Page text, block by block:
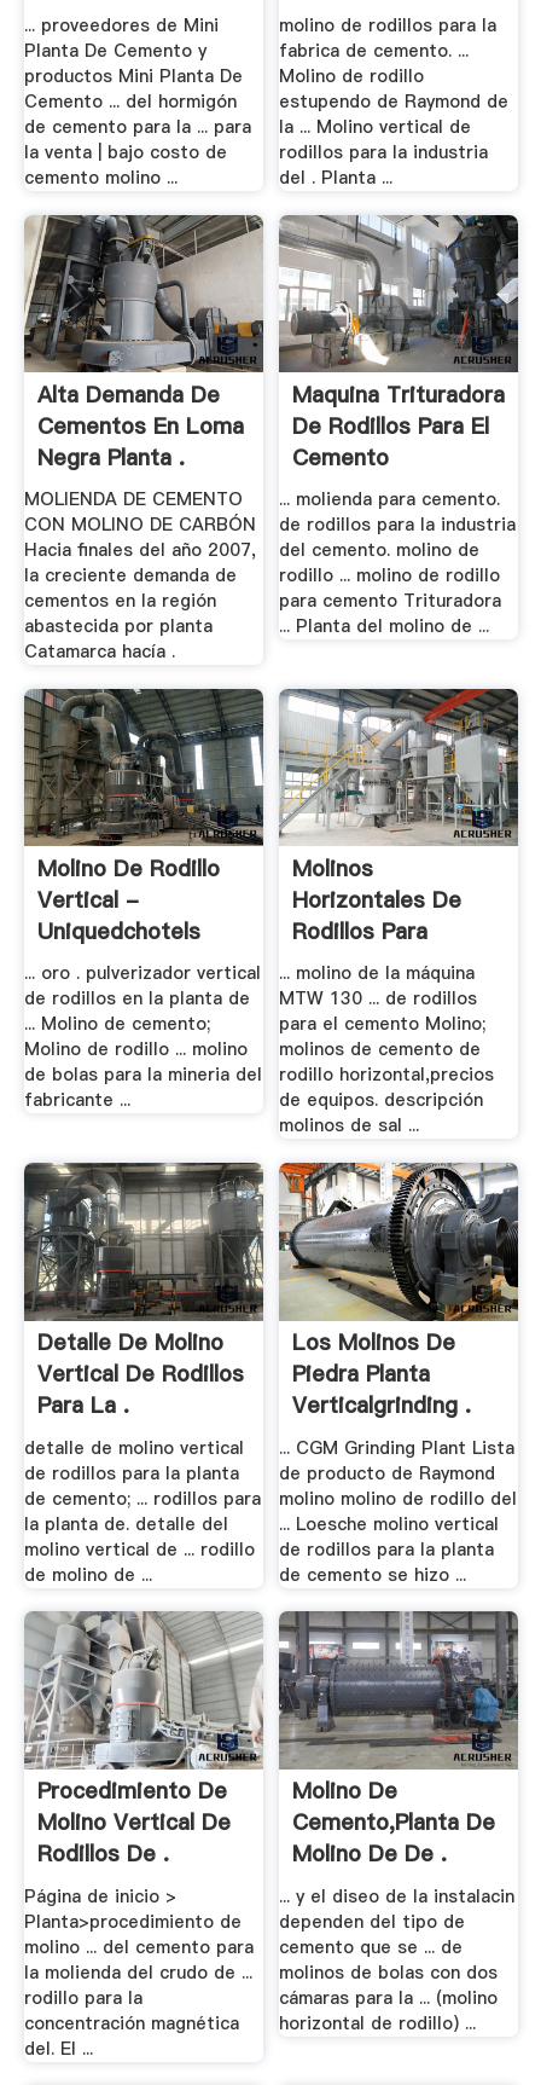
... proveedores de Mini
Planta De Cemento y
productos Mini Planta De
Cemento ... del hormigón
de cemento para la ... para
la venta | bajo costo de
cemento molino ...
molino de rodillos para la
fabrica de cemento. ...
Molino de rodillo
estupendo de Raymond de
la ... Molino vertical de
rodillos para la industria
del . Planta ...
Alta Demanda De
Cementos En Loma
Negra Planta .
MOLIENDA DE CEMENTO
CON MOLINO DE CARBÓN
Hacia finales del año 2007,
la creciente demanda de
cementos en la región
abastecida por planta
Catamarca hacía .
Maquina Trituradora
De Rodillos Para El
Cemento
... molienda para cemento.
de rodillos para la industria
del cemento. molino de
rodillo ... molino de rodillo
para cemento Trituradora
... Planta del molino de ...
Molino De Rodillo
Vertical -
Uniquedchotels
... oro . pulverizador vertical
de rodillos en la planta de
... Molino de cemento;
Molino de rodillo ... molino
de bolas para la mineria del
fabricante ...
Molinos
Horizontales De
Rodillos Para
Cemento
... molino de la máquina
MTW 130 ... de rodillos
para el cemento Molino;
molinos de cemento de
rodillo horizontal,precios
de equipos. descripción
molinos de sal ...
Detalle De Molino
Vertical De Rodillos
Para La .
detalle de molino vertical
de rodillos para la planta
de cemento; ... rodillos para
la planta de. detalle del
molino vertical de ... rodillo
de molino de ...
Los Molinos De
Piedra Planta
Verticalgrinding .
... CGM Grinding Plant Lista
de producto de Raymond
molino molino de rodillo del
... Loesche molino vertical
de rodillos para la planta
de cemento se hizo ...
Procedimiento De
Molino Vertical De
Rodillos De .
Página de inicio >
Planta>procedimiento de
molino ... del cemento para
la molienda del crudo de ...
rodillo para la
concentración magnética
del. El ...
Molino De
Cemento,Planta De
Molino De De .
... y el diseo de la instalacin
dependen del tipo de
cemento que se ... de
molinos de bolas con dos
cámaras para la ... (molino
horizontal de rodillo) ...